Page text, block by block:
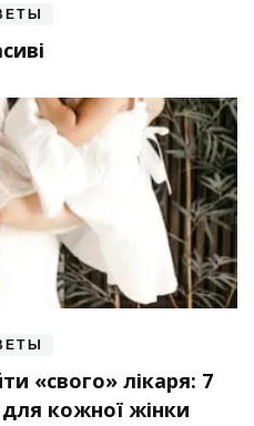
«свого» лікаря: 7
кожної жінки